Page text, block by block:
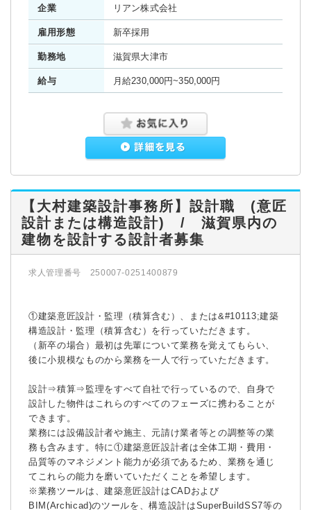
企業 リアン株式会社
雇用形態 新卒採用
勤務地 滋賀県大津市
給与 月給230,000円~350,000円
【大村建築設計事務所】設計職 (意匠
設計または構造設計) / 滋賀県内の
建物を設計する設計者募集
求人管理番号 250007-0251400879
①建築意匠設計・監理（積算含む）、または&#10113;建築
構造設計・監理（積算含む）を行っていただきます。
（新卒の場合）最初は先輩について業務を覚えてもらい、
後に小規模なものから業務を一人で行っていただきます。
設計⇒積算⇒監理をすべて自社で行っているので、自身で
設計した物件はこれらのすべてのフェーズに携わることが
できます。
業務には設備設計者や施主、元請け業者等との調整等の業
務も含みます。特に①建築意匠設計者は全体工期・費用・
品質等のマネジメント能力が必須であるため、業務を通じ
てこれらの能力を磨いていただくことを希望します。
※業務ツールは、建築意匠設計はCADおよび
BIM(Archicad)のツールを、構造設計はSuperBuildSS7等の